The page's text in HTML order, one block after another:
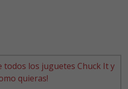
todos los juguetes Chuck It y
quieras!